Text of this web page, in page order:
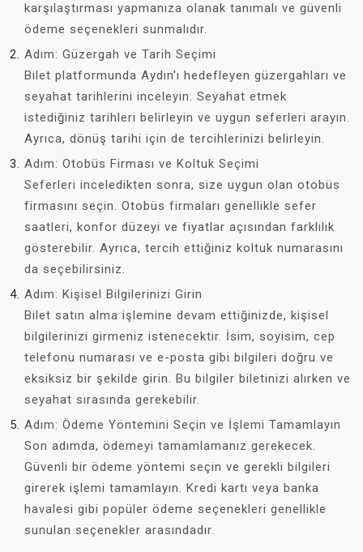
karşılaştırması yapmanıza olanak tanımalı ve güvenli
ödeme seçenekleri sunmalıdır.
Adım: Güzergah ve Tarih Seçimi
Bilet platformunda Aydın'ı hedefleyen güzergahları ve
seyahat tarihlerini inceleyin. Seyahat etmek
istediğiniz tarihleri belirleyin ve uygun seferleri arayın.
Ayrıca, dönüş tarihi için de tercihlerinizi belirleyin.
Adım: Otobüs Firması ve Koltuk Seçimi
Seferleri inceledikten sonra, size uygun olan otobüs
firmasını seçin. Otobüs firmaları genellikle sefer
saatleri, konfor düzeyi ve fiyatlar açısından farklılık
gösterebilir. Ayrıca, tercih ettiğiniz koltuk numarasını
da seçebilirsiniz.
Adım: Kişisel Bilgilerinizi Girin
Bilet satın alma işlemine devam ettiğinizde, kişisel
bilgilerinizi girmeniz istenecektir. İsim, soyisim, cep
telefonu numarası ve e-posta gibi bilgileri doğru ve
eksiksiz bir şekilde girin. Bu bilgiler biletinizi alırken ve
seyahat sırasında gerekebilir.
Adım: Ödeme Yöntemini Seçin ve İşlemi Tamamlayın
Son adımda, ödemeyi tamamlamanız gerekecek.
Güvenli bir ödeme yöntemi seçin ve gerekli bilgileri
girerek işlemi tamamlayın. Kredi kartı veya banka
havalesi gibi popüler ödeme seçenekleri genellikle
sunulan seçenekler arasındadır.